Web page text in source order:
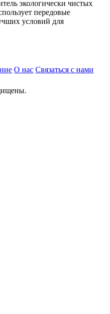
экологически чистых
передовые
условий для
О нас Связаться с нами